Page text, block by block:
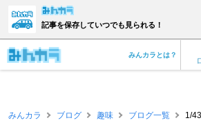
記事を保存していつでも見られる！
みんカラとは？
みんカラ ブログ 趣味 ブログ一覧 1/